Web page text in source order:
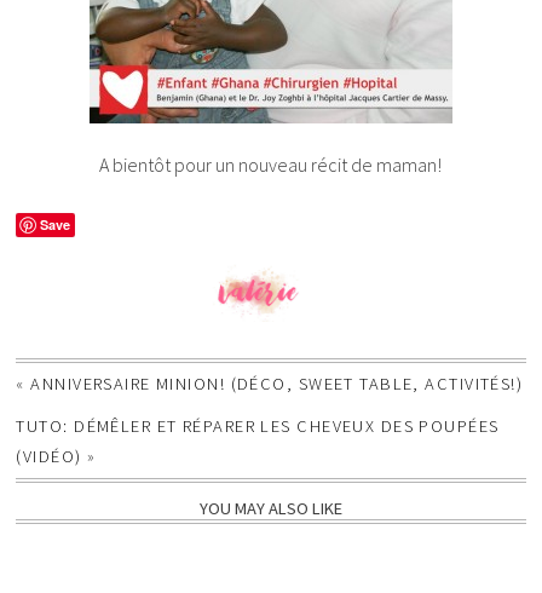
A bientôt pour un nouveau récit de maman!
Save
«ANNIVERSAIRE MINION! (DÉCO, SWEET TABLE, ACTIVITÉS!)
TUTO: DÉMÊLER ET RÉPARER LES CHEVEUX DES POUPÉES
(VIDÉO) »
YOU MAY ALSO LIKE